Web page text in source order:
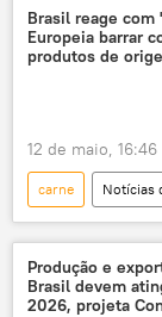
agropecuária
agronegócio
Brasil reage com
Europeia barrar
produtos de
12 de maio, 16:46
carne Notícias
Uruguai
Comissão Europeia
exportações
Produção e
Brasil devem
2026, projeta